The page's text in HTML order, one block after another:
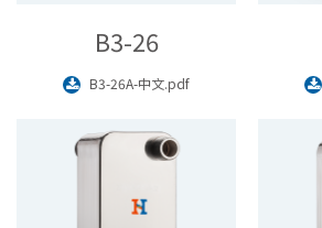
B3-26
B3-26A-中文.pdf